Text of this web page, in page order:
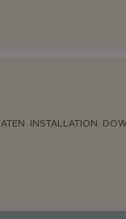
INSTALLATION